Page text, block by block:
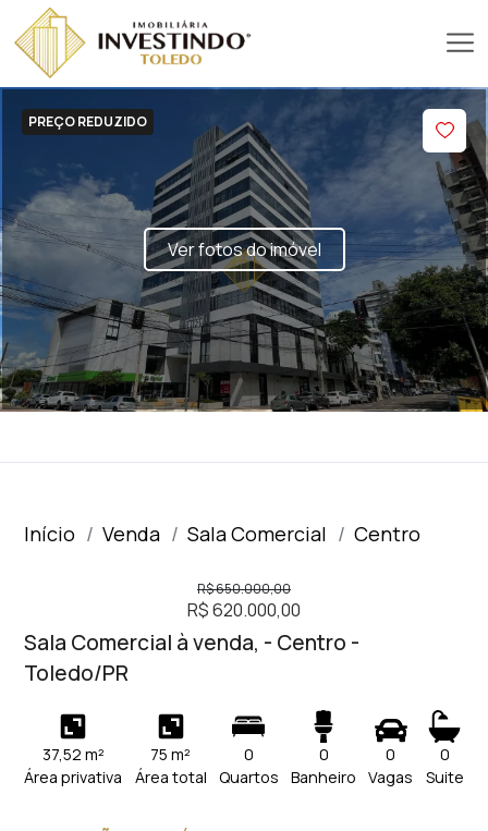
PREÇO REDUZIDO
Ver fotos do imóvel
Início Venda Sala Comercial Centro
R$ 650.000,00
R$ 620.000,00
Sala Comercial à venda, - Centro -
Toledo/PR
37,52 m²
Área privativa
75 m²
Área total
0
Quartos
0
Banheiro
0
Vagas
0
Suite